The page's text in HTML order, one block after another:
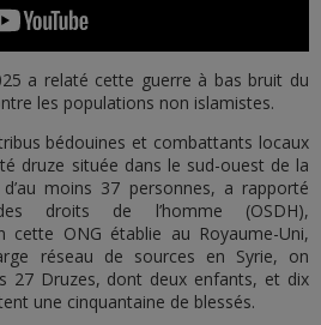
a relaté cette guerre à bas bruit du
les populations non islamistes.
bédouines et combattants locaux
druze située dans le sud-ouest de la
moins 37 personnes, a rapporté
droits de l’homme (OSDH),
cette ONG établie au Royaume-Uni,
réseau de sources en Syrie, on
27 Druzes, dont deux enfants, et dix
une cinquantaine de blessés.